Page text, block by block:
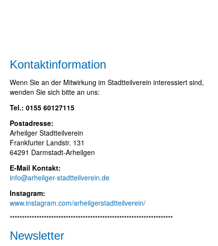
Kontaktinformation
Wenn Sie an der Mitwirkung im Stadtteilverein interessiert sind,
wenden Sie sich bitte an uns:
Tel.: 0155 60127115
Postadresse:
Arheilger Stadtteilverein
Frankfurter Landstr. 131
64291 Darmstadt-Arheilgen
E-Mail Kontakt:
info@arheilger-stadtteilverein.de
Instagram:
www.instagram.com/arheilgerstadtteilverein/
*******************************************************************
Newsletter